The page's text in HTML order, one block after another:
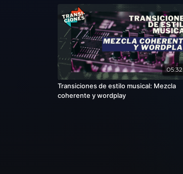
05:32
Transiciones de estilo musical: Mezcla
coherente y wordplay